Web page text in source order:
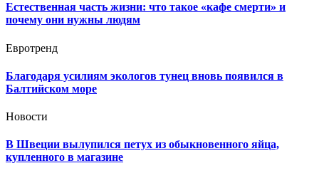
Естественная часть жизни: что такое «кафе смерти» и
почему они нужны людям
Евротренд
Благодаря усилиям экологов тунец вновь появился в
Балтийском море
Новости
В Швеции вылупился петух из обыкновенного яйца,
купленного в магазине